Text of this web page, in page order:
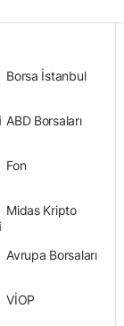
Borsa İstanbul
ABD Borsaları
Fon
Midas Kripto
Avrupa Borsaları
VİOP